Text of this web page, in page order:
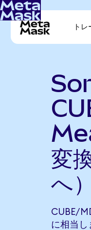
トレ
変
へ）
CUBE/
に相当し